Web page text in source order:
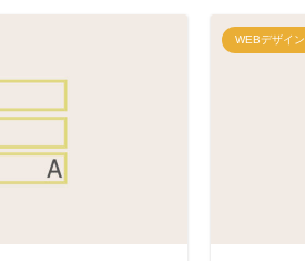
WEBデザイン